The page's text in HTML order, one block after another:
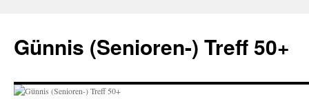
springen
Günnis (Senioren-) Treff 50+